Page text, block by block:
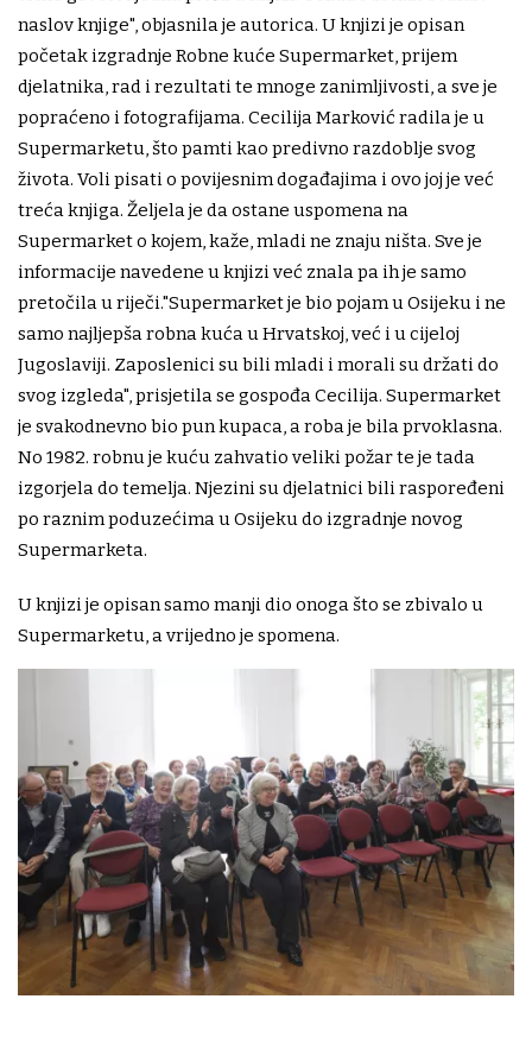
naslov knjige", objasnila je autorica. U knjizi je opisan
početak izgradnje Robne kuće Supermarket, prijem
djelatnika, rad i rezultati te mnoge zanimljivosti, a sve je
popraćeno i fotografijama. Cecilija Marković radila je u
Supermarketu, što pamti kao predivno razdoblje svog
života. Voli pisati o povijesnim događajima i ovo joj je već
treća knjiga. Željela je da ostane uspomena na
Supermarket o kojem, kaže, mladi ne znaju ništa. Sve je
informacije navedene u knjizi već znala pa ih je samo
pretočila u riječi."Supermarket je bio pojam u Osijeku i ne
samo najljepša robna kuća u Hrvatskoj, već i u cijeloj
Jugoslaviji. Zaposlenici su bili mladi i morali su držati do
svog izgleda", prisjetila se gospođa Cecilija. Supermarket
je svakodnevno bio pun kupaca, a roba je bila prvoklasna.
No 1982. robnu je kuću zahvatio veliki požar te je tada
izgorjela do temelja. Njezini su djelatnici bili raspoređeni
po raznim poduzećima u Osijeku do izgradnje novog
Supermarketa.
U knjizi je opisan samo manji dio onoga što se zbivalo u
Supermarketu, a vrijedno je spomena.